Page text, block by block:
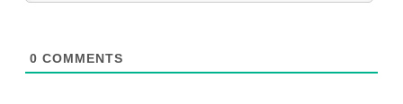
0 COMMENTS